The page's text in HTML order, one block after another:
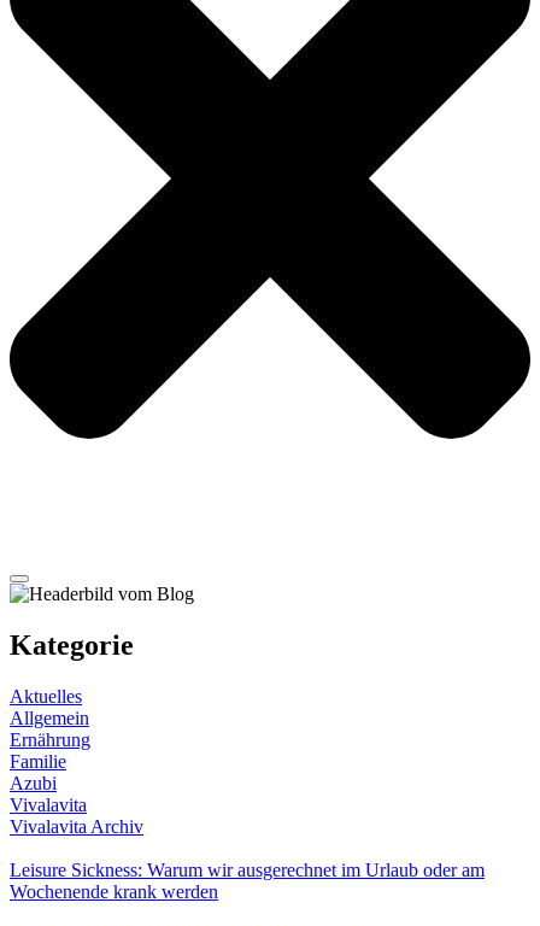
Kategorie
Aktuelles
Allgemein
Ernährung
Familie
Azubi
Vivalavita
Vivalavita Archiv
Leisure Sickness: Warum wir ausgerechnet im Urlaub oder am
Wochenende krank werden